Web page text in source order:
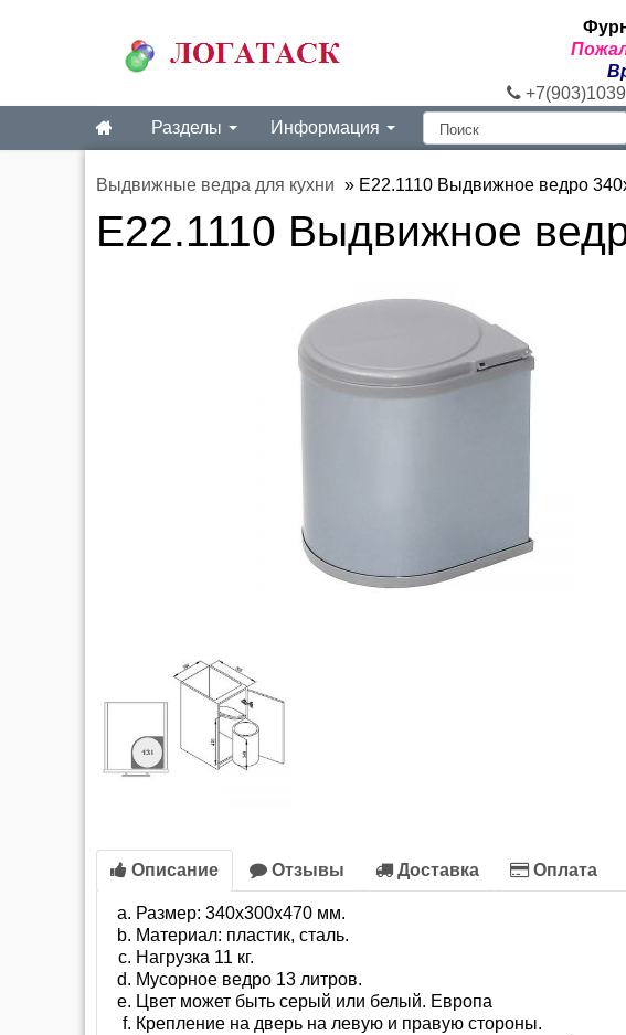
Разделы
Информация
Выдвижные ведра для кухни » E22.1110 Выдвижное ведро
E22.1110 Выдвижное
Описание Отзывы Доставка Оплата
Размер: 340x300x470 мм.
Материал: пластик, сталь.
Нагрузка 11 кг.
Мусорное ведро 13 литров.
Цвет может быть серый или белый. Европа
Крепление на дверь на левую и правую стороны.